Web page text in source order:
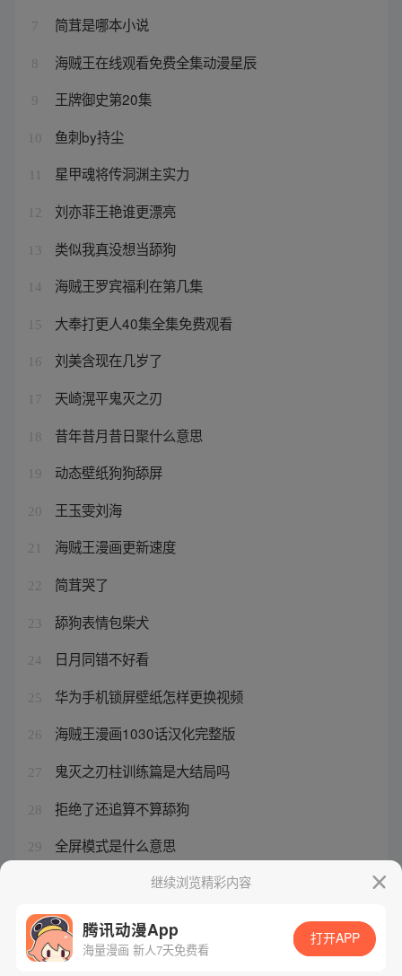
7 简茸是哪本小说
8 海贼王在线观看免费全集动漫星辰
9 王牌御史第20集
10 鱼刺by持尘
星甲魂将传洞渊主实力
12 刘亦菲王艳谁更漂亮
13 类似我真没想当舔狗
14 海贼王罗宾福利在第几集
15 大奉打更人40集全集免费观看
16 刘美含现在几岁了
17 天崎滉平鬼灭之刃
18 昔年昔月昔日聚什么意思
19 动态壁纸狗狗舔屏
20 王玉雯刘海
21 海贼王漫画更新速度
22 简茸哭了
23 舔狗表情包柴犬
24 日月同错不好看
25 华为手机锁屏壁纸怎样更换视频
26 海贼王漫画1030话汉化完整版
27 鬼灭之刃柱训练篇是大结局吗
28 拒绝了还追算不算舔狗
29 全屏模式是什么意思
刘美含卿卿日常结局是什么
继续浏览精彩内容
腾讯动漫App
海量漫画 新人7天免费看
打开APP